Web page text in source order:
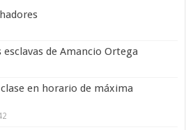
de Amancio Ortega
en horario de máxima